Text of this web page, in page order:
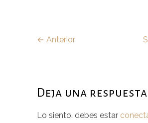
← Anterior
Deja una respuesta
Lo siento, debes estar